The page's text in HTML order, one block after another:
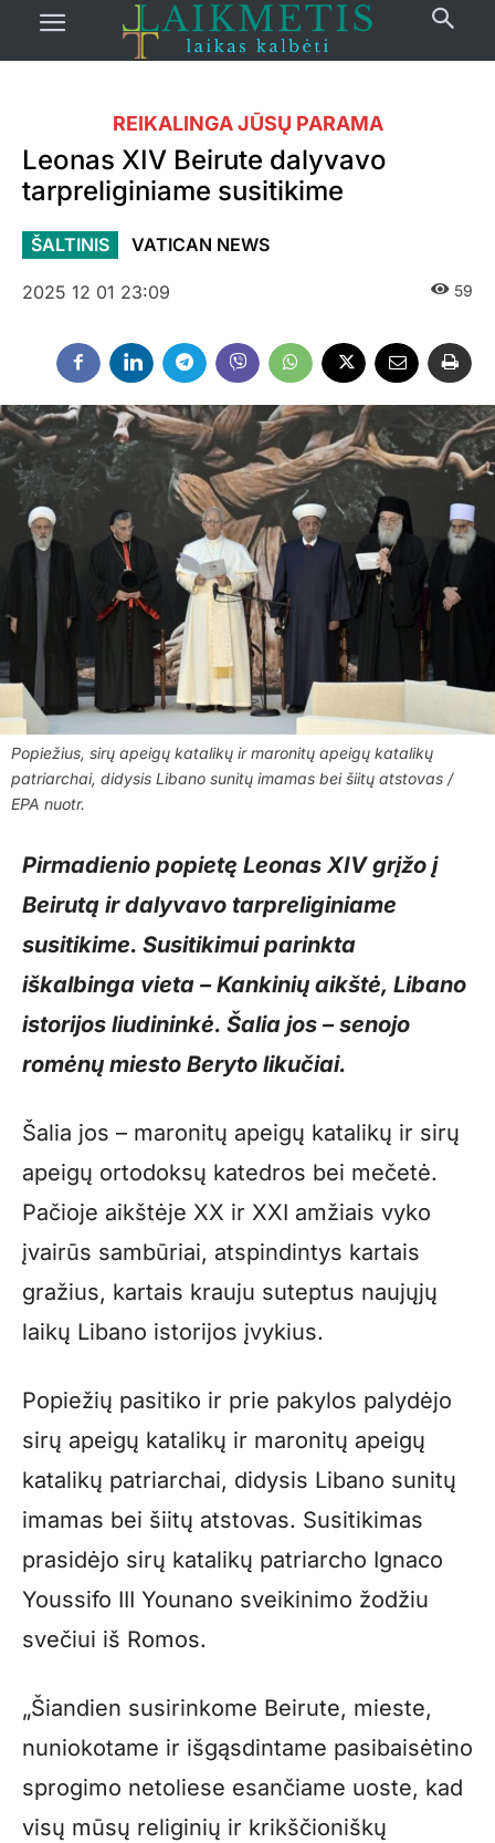
REIKALINGA JŪSŲ PARAMA
Leonas XIV Beirute dalyvavo
tarpreliginiame susitikime
ŠALTINIS VATICAN NEWS
2025 12 01 23:09 59
Popiežius, sirų apeigų katalikų ir maronitų apeigų katalikų
patriarchai, didysis Libano sunitų imamas bei šiitų atstovas /
EPA nuotr.
Pirmadienio popietę Leonas XIV grįžo į
Beirutą ir dalyvavo tarpreliginiame
susitikime. Susitikimui parinkta
iškalbinga vieta – Kankinių aikštė, Libano
istorijos liudininkė. Šalia jos – senojo
romėnų miesto Beryto likučiai.
Šalia jos – maronitų apeigų katalikų ir sirų
apeigų ortodoksų katedros bei mečetė.
Pačioje aikštėje XX ir XXI amžiais vyko
įvairūs sambūriai, atspindintys kartais
gražius, kartais krauju suteptus naujųjų
laikų Libano istorijos įvykius.
Popiežių pasitiko ir prie pakylos palydėjo
sirų apeigų katalikų ir maronitų apeigų
katalikų patriarchai, didysis Libano sunitų
imamas bei šiitų atstovas. Susitikimas
prasidėjo sirų katalikų patriarcho Ignaco
Youssifo III Younano sveikinimo žodžiu
svečiui iš Romos.
„Šiandien susirinkome Beirute, mieste,
nuniokotame ir išgąsdintame pasibaisėtino
sprogimo netoliese esančiame uoste, kad
visų mūsų religinių ir krikščioniškų